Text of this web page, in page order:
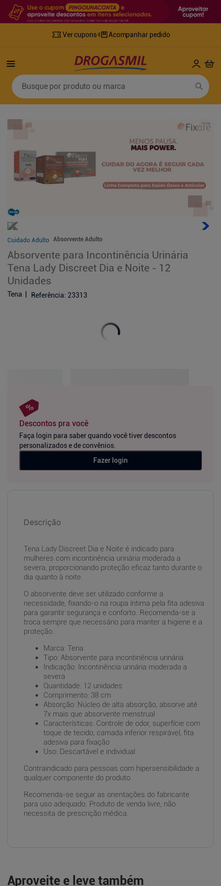
Ver cupons Acompanhar pedido
Busque por produto ou marca
Cuidado Adulto Absorvente Adulto
Absorvente para Incontinência Urinária
Tena Lady Discreet Dia e Noite - 12
Unidades
Tena Referência: 23313
Descontos pra você
Faça login para saber quando você tiver descontos
personalizados e de convênios.
Fazer login
Descrição
Tena Lady Discreet Dia e Noite é indicado para
mulheres com incontinência urinária moderada a
severa, proporcionando proteção eficaz tanto durante o
dia quanto à noite.
O absorvente deve ser utilizado conforme a
necessidade, fixando-o na roupa íntima pela fita adesiva
para garantir segurança e conforto. Recomenda-se a
troca sempre que necessário para manter a higiene e a
proteção.
Marca: Tena
Tipo: Absorvente para incontinência urinária
Indicação: Incontinência urinária moderada a
severa
Quantidade: 12 unidades
Comprimento: 38 cm
Absorção: Núcleo de alta absorção, absorve até
7x mais que absorvente menstrual
Características: Controle de odor, superfície com
toque de tecido, camada inferior respirável, fita
adesiva para fixação
Uso: Descartável e individual
Contraindicado para pessoas com hipersensibilidade a
qualquer componente do produto.
Recomenda-se seguir as orientações do fabricante
para uso adequado. Produto de venda livre, não
necessita de prescrição médica.
Aproveite e leve também
Termos mais buscados
3
5º desodorante
fralda xg
10º shampoo